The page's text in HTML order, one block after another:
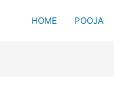
HOME POOJA